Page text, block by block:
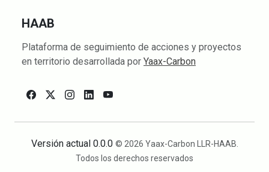
HAAB
Plataforma de seguimiento de acciones y proyectos
en territorio desarrollada por Yaax-Carbon
Versión actual 0.0.0 © 2026 Yaax-Carbon LLR-HAAB.
Todos los derechos reservados